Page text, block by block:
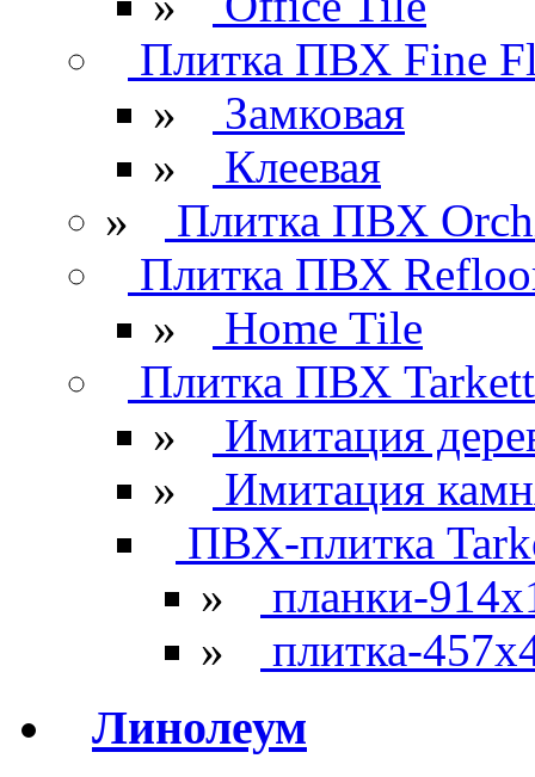
Плитка ПВХ Fine
»
Замковая
»
Клеевая
»
Плитка ПВХ
Плитка ПВХ
»
Home Tile
Плитка ПВХ Tarkett
»
Имитация
»
Имитация
ПВХ-плитка
»
планки-
»
плитка-
Линолеум